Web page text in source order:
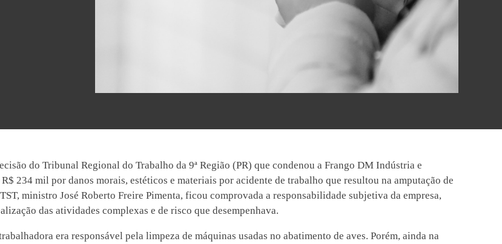
do Tribunal Regional do Trabalho da 9ª Região (PR) que condenou a Frango DM Indústria e
234 mil por danos morais, estéticos e materiais por acidente de trabalho que resultou na amputação de
ministro José Roberto Freire Pimenta, ficou comprovada a responsabilidade subjetiva da empresa,
das atividades complexas e de risco que desempenhava.
era responsável pela limpeza de máquinas usadas no abatimento de aves. Porém, ainda na